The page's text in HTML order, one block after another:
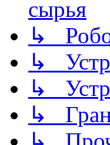
сырья
↳
↳
↳
↳